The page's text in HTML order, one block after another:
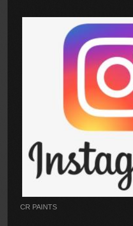
CR PAINTS